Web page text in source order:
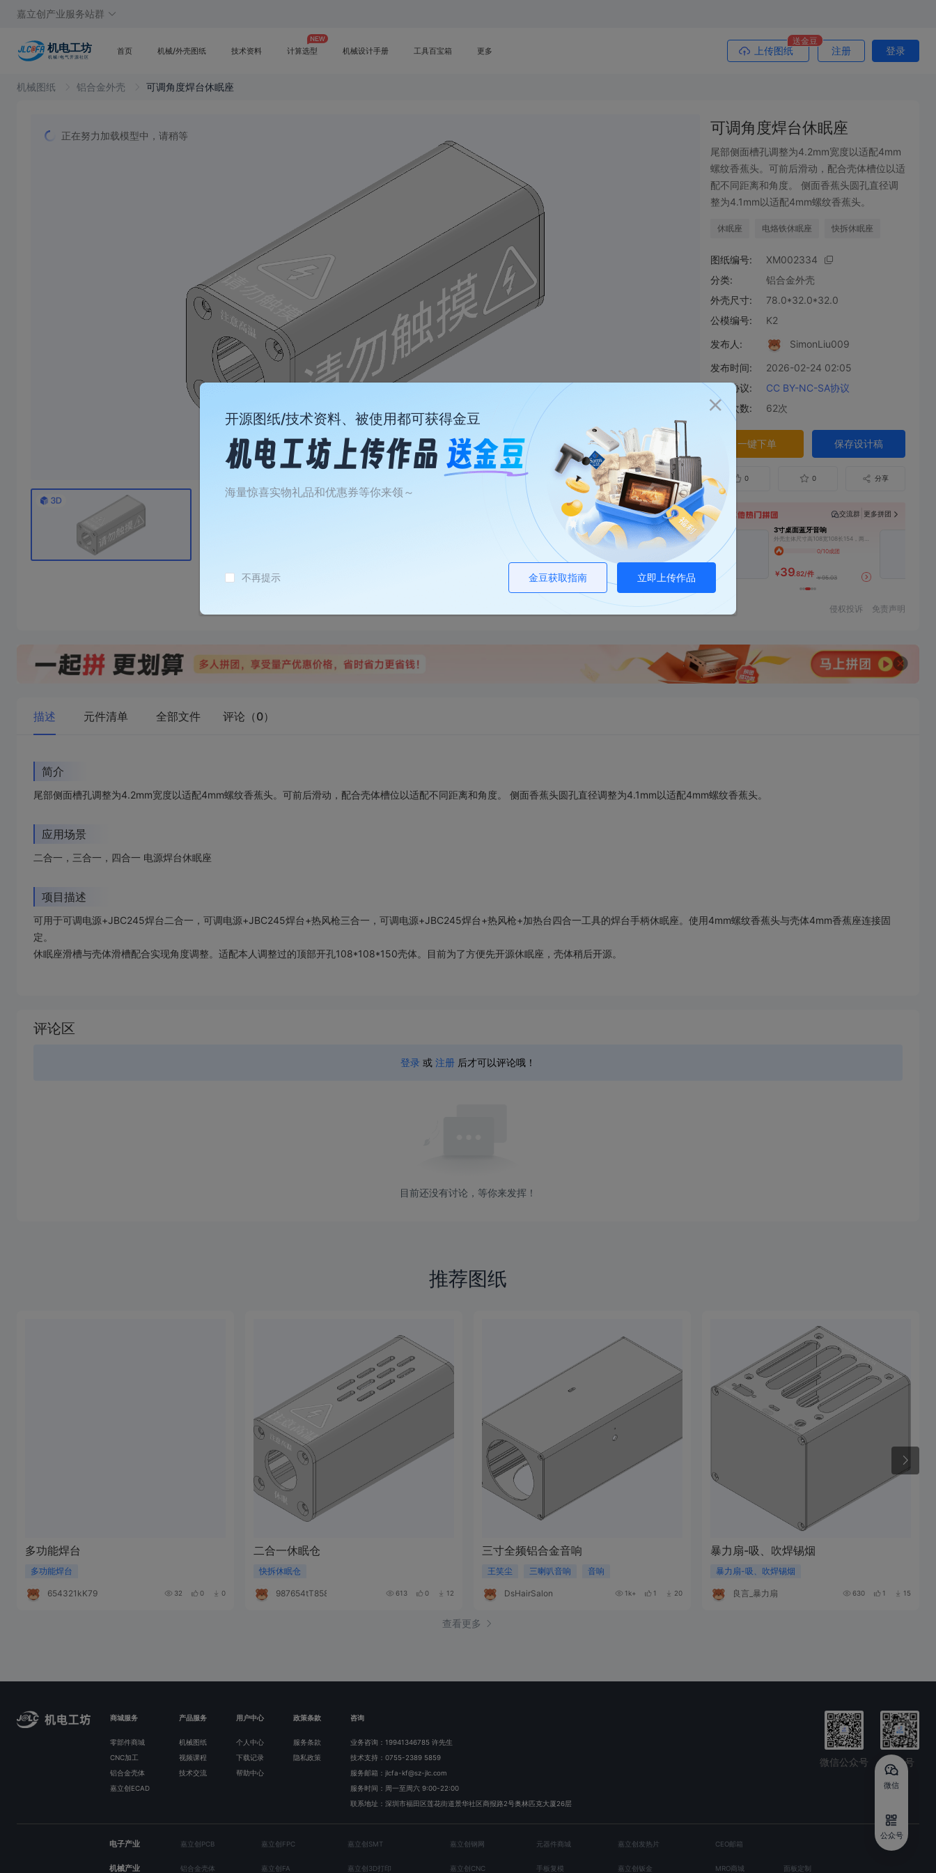
嘉立创产业服务站群
首页 机械/外壳图纸 技术资料 计算选型 机械设计手册 工具百宝箱 更多
送金豆
上传图纸 注册 登录
机械图纸 铝合金外壳 可调角度焊台休眠座
正在努力加载模型中，请稍等 可调角度焊台休眠座
尾部侧面槽孔调整为4.2mm宽度以适配4mm
螺纹香蕉头。可前后滑动，配合壳体槽位以适
配不同距离和角度。 侧面香蕉头圆孔直径调
整为4.1mm以适配4mm螺纹香蕉头。
休眠座 电烙铁休眠座 快拆休眠座
图纸编号:
XM002334
分类:
铝合金外壳
外壳尺寸:
78.0*32.0*32.0
公模编号:
K2
发布人:
SimonLiu009
发布时间:
2026-02-24 02:05
开源协议:
CC BY-NC-SA协议
下单次数:
62次
一键下单 保存设计稿
0 0 分享
交流群 |更多拼团
35瓦超声波切割刀外壳
超声波切割刀外壳，特定型号切割刀外壳，头部为cnc铝合金，需要单独下单
.00/件 ￥52.89
3寸桌面蓝牙音响
0/10成团
39.82/件 ￥95.03
侵权投诉 免责声明
描述 元件清单 全部文件 评论（0）
简介
尾部侧面槽孔调整为4.2mm宽度以适配4mm螺纹香蕉头。可前后滑动，配合壳体槽位以适配不同距离和角度。 侧面香蕉头圆孔直径调整为4.1mm以适配4mm螺纹香蕉头。
应用场景
二合一，三合一，四合一 电源焊台休眠座
项目描述
可用于可调电源+JBC245焊台二合一，可调电源+JBC245焊台+热风枪三合一，可调电源+JBC245焊台+热风枪+加热台四合一工具的焊台手柄休眠座。使用4mm螺纹香蕉头与壳体4mm香蕉座连接固
定。
休眠座滑槽与壳体滑槽配合实现角度调整。适配本人调整过的顶部开孔108*108*150壳体。目前为了方便先开源休眠座，壳体稍后开源。
失
评论区
登录 或 注册 后才可以评论哦！
目前还没有讨论，等你来发挥！
推荐图纸
多功能焊台
多功能焊台
654321kK791b 32 0 0
二合一休眠仓
快拆休眠仓
987654tT858S 613 0 12
三寸全频铝合金音响
王笑尘 三喇叭音响 音响
DsHairSalon 1k+ 1 20
暴力扇-吸、吹焊锡烟
暴力扇-吸、吹焊锡烟
良言_暴力扇 630 1 15
查看更多
微信
公众号
商城服务 产品服务 用户中心 政策条款 咨询
零部件商城 机械图纸 个人中心 服务条款
业务咨询：19941346785 许先生
CNC加工
视频课程 下载记录 隐私政策
技术支持：0755-2389 5859
铝合金壳体
技术交流 帮助中心
服务邮箱：jlcfa-kf@sz-jlc.com
嘉立创ECAD
服务时间：周一至周六 9:00-22:00
联系地址：深圳市福田区莲花街道景华社区商报路2号奥林匹克大厦26层
微信公众号 抖音号
电子产业 嘉立创PCB 嘉立创FPC 嘉立创SMT 嘉立创钢网 元器件商城 嘉立创发热片 CEO邮箱
机械产业 铝合金壳体 嘉立创FA 嘉立创3D打印 嘉立创CNC 手板复模 嘉立创钣金 MRO商城 面板定制
开源图纸/技术资料、被使用都可获得金豆
海量惊喜实物礼品和优惠券等你来领～
不再提示 金豆获取指南 立即上传作品